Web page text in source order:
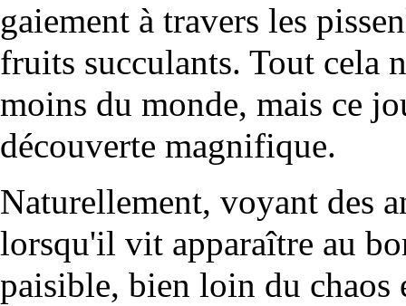
gaiement à travers les
fruits succulants. Tout cela
moins du monde, mais ce
découverte magnifique.
Naturellement, voyant des
lorsqu'il vit apparaître au
paisible, bien loin du chaos